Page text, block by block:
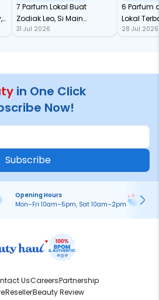
7 Parfum Lokal Buat
Zodiak Leo, Si Main
Character yang Selalu
31 Jul 2026
6 Parfum
Lokal
dari
28 Jul 2026
in One Click
Now!
Subscribe
Opening Hours
Mon–Fri 10am–5pm, Sat 10am–2pm
UsCareersPartnership
ResellerBeauty Review